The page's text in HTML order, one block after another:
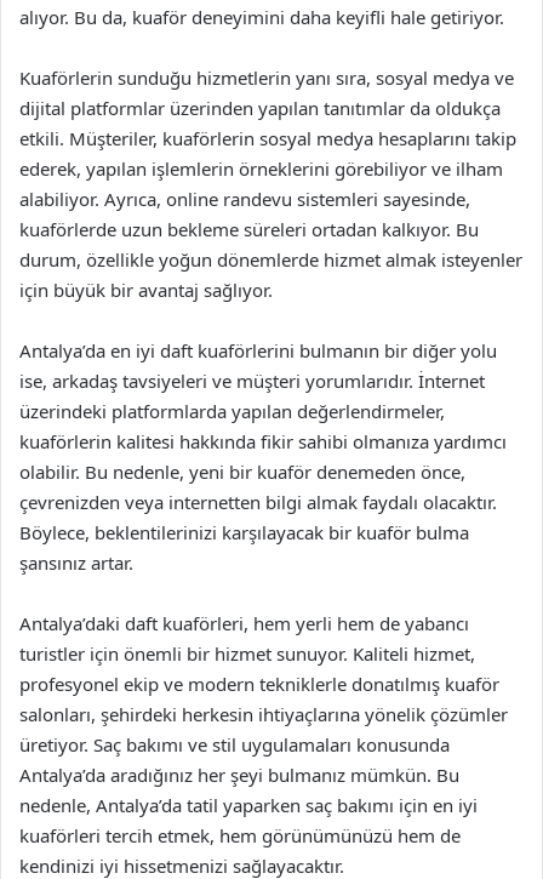
alıyor. Bu da, kuaför deneyimini daha keyifli hale getiriyor.
Kuaförlerin sunduğu hizmetlerin yanı sıra, sosyal medya ve
dijital platformlar üzerinden yapılan tanıtımlar da oldukça
etkili. Müşteriler, kuaförlerin sosyal medya hesaplarını takip
ederek, yapılan işlemlerin örneklerini görebiliyor ve ilham
alabiliyor. Ayrıca, online randevu sistemleri sayesinde,
kuaförlerde uzun bekleme süreleri ortadan kalkıyor. Bu
durum, özellikle yoğun dönemlerde hizmet almak isteyenler
için büyük bir avantaj sağlıyor.
Antalya’da en iyi daft kuaförlerini bulmanın bir diğer yolu
ise, arkadaş tavsiyeleri ve müşteri yorumlarıdır. İnternet
üzerindeki platformlarda yapılan değerlendirmeler,
kuaförlerin kalitesi hakkında fikir sahibi olmanıza yardımcı
olabilir. Bu nedenle, yeni bir kuaför denemeden önce,
çevrenizden veya internetten bilgi almak faydalı olacaktır.
Böylece, beklentilerinizi karşılayacak bir kuaför bulma
şansınız artar.
Antalya’daki daft kuaförleri, hem yerli hem de yabancı
turistler için önemli bir hizmet sunuyor. Kaliteli hizmet,
profesyonel ekip ve modern tekniklerle donatılmış kuaför
salonları, şehirdeki herkesin ihtiyaçlarına yönelik çözümler
üretiyor. Saç bakımı ve stil uygulamaları konusunda
Antalya’da aradığınız her şeyi bulmanız mümkün. Bu
nedenle, Antalya’da tatil yaparken saç bakımı için en iyi
kuaförleri tercih etmek, hem görünümünüzü hem de
kendinizi iyi hissetmenizi sağlayacaktır.